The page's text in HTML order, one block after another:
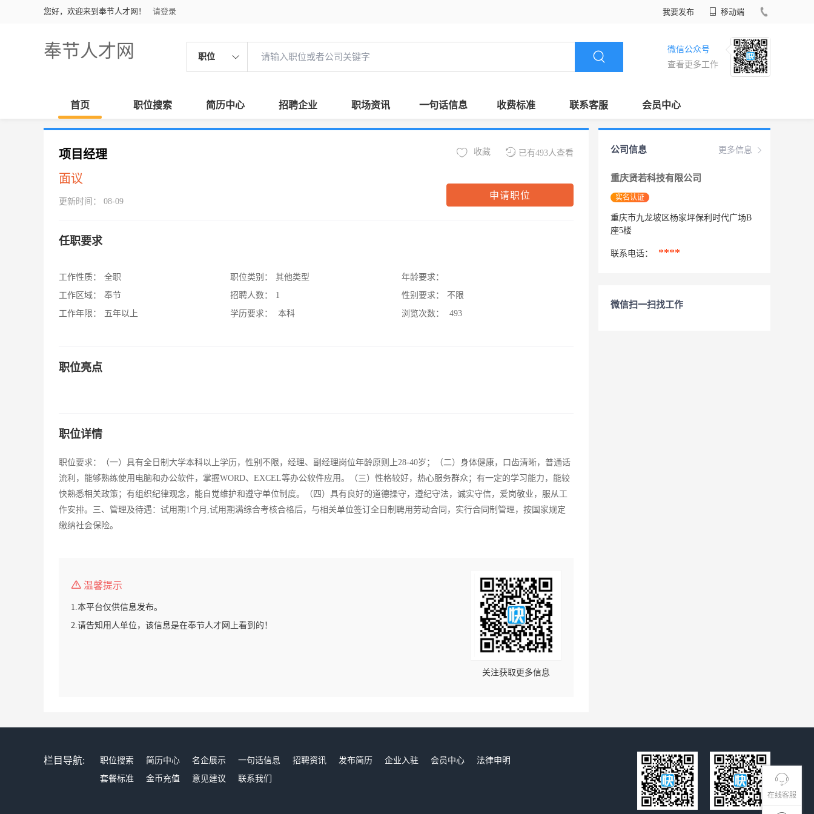
您好，欢迎来到奉节人才网！ 请登录 我要发布 移动端
奉节人才网 职位
微信公众号
查看更多工作
首页 职位搜索 简历中心 招聘企业 职场资讯 一句话信息 收费标准 联系客服 会员中心
在线客服
项目经理
面议
更新时间： 08-09
已有493人查看
收藏
申请职位
任职要求
工作性质：
全职
工作区域：
奉节
工作年限：
五年以上
职位类别：
其他类型
招聘人数：
1
学历要求：
本科
年龄要求：
性别要求：
不限
浏览次数：
493
职位亮点
职位详情
职位要求：（一）具有全日制大学本科以上学历，性别不限，经理、副经理岗位年龄原则上28-40岁；（二）身体健康，口齿清晰，普通话
流利，能够熟练使用电脑和办公软件，掌握WORD、EXCEL等办公软件应用。（三）性格较好，热心服务群众；有一定的学习能力，能较
快熟悉相关政策；有组织纪律观念，能自觉维护和遵守单位制度。（四）具有良好的道德操守，遵纪守法，诚实守信，爱岗敬业，服从工
作安排。三、管理及待遇：试用期1个月,试用期满综合考核合格后，与相关单位签订全日制聘用劳动合同，实行合同制管理，按国家规定
缴纳社会保险。
温馨提示
1.本平台仅供信息发布。
2.请告知用人单位，该信息是在奉节人才网上看到的！
关注获取更多信息
更多信息
公司信息
重庆贤若科技有限公司
实名认证
重庆市九龙坡区杨家坪保利时代广场B
座5楼
联系电话： ****
微信扫一扫找工作
栏目导航: 职位搜索 简历中心 名企展示 一句话信息 招聘资讯 发布简历 企业入驻 会员中心
法律申明
套餐标准
金币充值 意见建议 联系我们